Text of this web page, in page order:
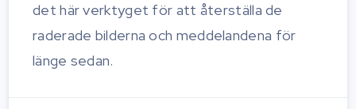
det här verktyget för att återställa de
raderade bilderna och meddelandena för
länge sedan.